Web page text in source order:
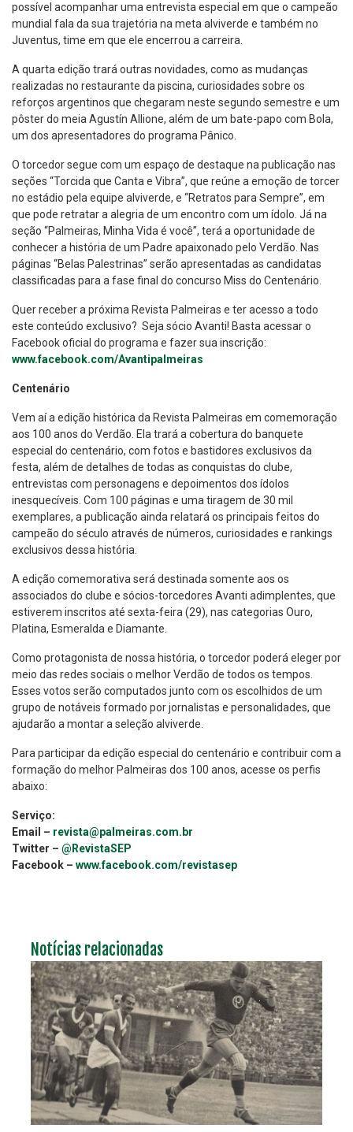
possível acompanhar uma entrevista especial em que o campeão
mundial fala da sua trajetória na meta alviverde e também no
Juventus, time em que ele encerrou a carreira.
A quarta edição trará outras novidades, como as mudanças
realizadas no restaurante da piscina, curiosidades sobre os
reforços argentinos que chegaram neste segundo semestre e um
pôster do meia Agustín Allione, além de um bate-papo com Bola,
um dos apresentadores do programa Pânico.
O torcedor segue com um espaço de destaque na publicação nas
seções “Torcida que Canta e Vibra”, que reúne a emoção de torcer
no estádio pela equipe alviverde, e “Retratos para Sempre”, em
que pode retratar a alegria de um encontro com um ídolo. Já na
seção “Palmeiras, Minha Vida é você”, terá a oportunidade de
conhecer a história de um Padre apaixonado pelo Verdão. Nas
páginas “Belas Palestrinas” serão apresentadas as candidatas
classificadas para a fase final do concurso Miss do Centenário.
Quer receber a próxima Revista Palmeiras e ter acesso a todo
este conteúdo exclusivo? Seja sócio Avanti! Basta acessar o
Facebook oficial do programa e fazer sua inscrição:
www.facebook.com/Avantipalmeiras
Centenário
Vem aí a edição histórica da Revista Palmeiras em comemoração
aos 100 anos do Verdão. Ela trará a cobertura do banquete
especial do centenário, com fotos e bastidores exclusivos da
festa, além de detalhes de todas as conquistas do clube,
entrevistas com personagens e depoimentos dos ídolos
inesquecíveis. Com 100 páginas e uma tiragem de 30 mil
exemplares, a publicação ainda relatará os principais feitos do
campeão do século através de números, curiosidades e rankings
exclusivos dessa história.
A edição comemorativa será destinada somente aos os
associados do clube e sócios-torcedores Avanti adimplentes, que
estiverem inscritos até sexta-feira (29), nas categorias Ouro,
Platina, Esmeralda e Diamante.
Como protagonista de nossa história, o torcedor poderá eleger por
meio das redes sociais o melhor Verdão de todos os tempos.
Esses votos serão computados junto com os escolhidos de um
grupo de notáveis formado por jornalistas e personalidades, que
ajudarão a montar a seleção alviverde.
Para participar da edição especial do centenário e contribuir com a
formação do melhor Palmeiras dos 100 anos, acesse os perfis
abaixo:
Serviço:
Email – revista@palmeiras.com.br
Twitter – @RevistaSEP
Facebook – www.facebook.com/revistasep
Notícias relacionadas